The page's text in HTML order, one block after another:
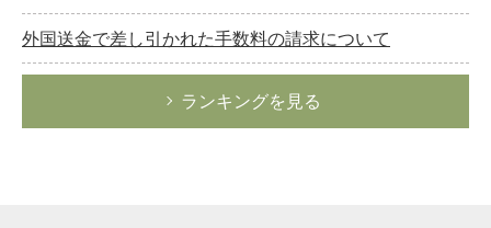
外国送金で差し引かれた手数料の請求について
ランキングを見る